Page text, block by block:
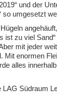
und der
so umgesetzt
ist zu viel
mit jeder
Mit enormen
alles
Südraum